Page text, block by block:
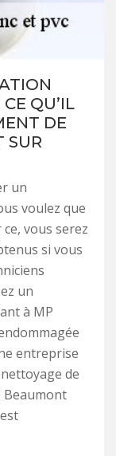
QU’IL
DE
SUR
un
voulez que
vous serez
si vous
un
à MP
entreprise
de
Beaumont